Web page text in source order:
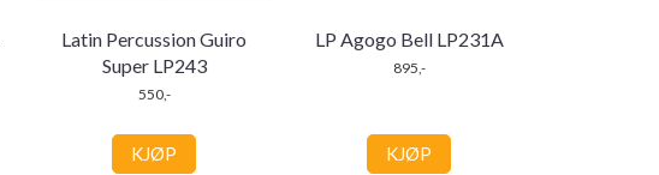
Latin Percussion Guiro
Super LP243
550,-
KJØP
LP Agogo Bell LP231A
895,-
KJØP